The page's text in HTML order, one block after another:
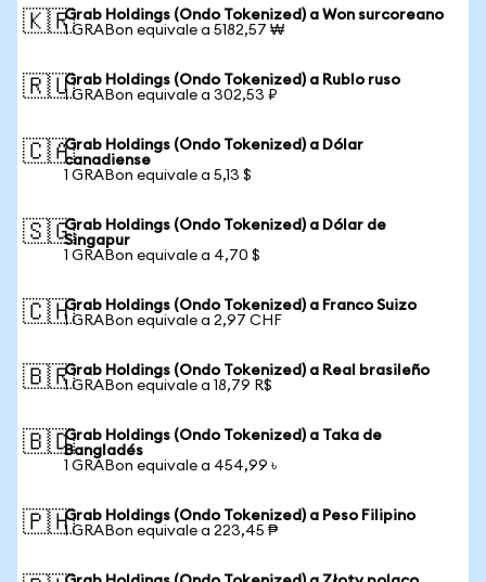
🇰🇷Grab Holdings (Ondo Tokenized) a Won surcoreano
1 GRABon equivale a 5182,57 ₩
🇷🇺Grab Holdings (Ondo Tokenized) a Rublo ruso
1 GRABon equivale a 302,53 ₽
🇨🇦Grab Holdings (Ondo Tokenized) a Dólar
canadiense
1 GRABon equivale a 5,13 $
🇸🇬Grab Holdings (Ondo Tokenized) a Dólar de
Singapur
1 GRABon equivale a 4,70 $
🇨🇭Grab Holdings (Ondo Tokenized) a Franco Suizo
1 GRABon equivale a 2,97 CHF
🇧🇷Grab Holdings (Ondo Tokenized) a Real brasileño
1 GRABon equivale a 18,79 R$
🇧🇩Grab Holdings (Ondo Tokenized) a Taka de
Bangladés
1 GRABon equivale a 454,99 ৳
🇵🇭Grab Holdings (Ondo Tokenized) a Peso Filipino
1 GRABon equivale a 223,45 ₱